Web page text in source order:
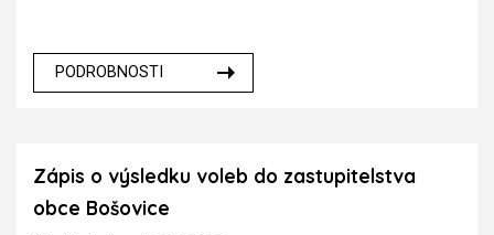
PODROBNOSTI
Zápis o výsledku voleb do zastupitelstva
obce Bošovice